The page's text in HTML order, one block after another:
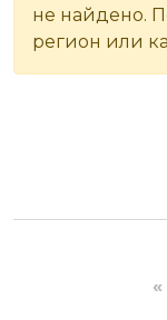
не найдено.
регион или
«